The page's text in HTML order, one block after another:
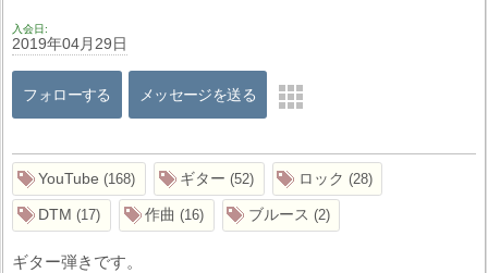
入会日
2019年04月29日
フォローする メッセージを送る
YouTube 168 ギター 52 ロック 28
DTM 17 作曲 16 ブルース 2
ギター弾きです。